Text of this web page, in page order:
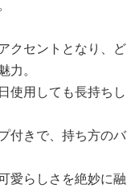
クセントとなり、ど
。
使用しても長持ちし
付きで、持ち方のバ
愛らしさを絶妙に融